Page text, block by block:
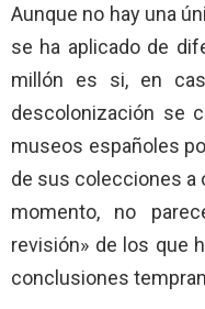
Aunque no hay una
se ha aplicado de
millón es si, en
descolonización se
museos españoles
de sus colecciones a
momento, no
revisión» de los que
conclusiones